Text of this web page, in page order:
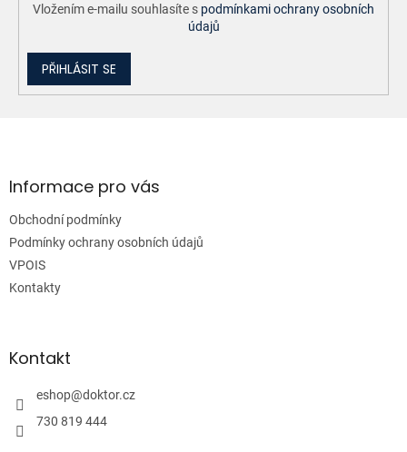
Vložením e-mailu souhlasíte s podmínkami ochrany osobních
údajů
PŘIHLÁSIT SE
aInformace pro vás
Obchodní podmínky
Podmínky ochrany osobních údajů
VPOIS
Kontakty
Kontakt
eshop@doktor.cz
730 819 444